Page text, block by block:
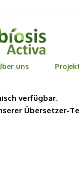
uns
verfügbar.
Übersetzer-